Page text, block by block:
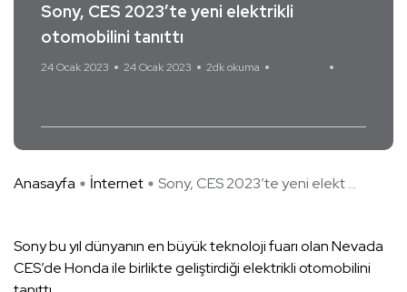
Sony, CES 2023’te yeni elektrikli
otomobilini tanıttı
24 Ocak 2023 24 Ocak 2023 2dk okuma
Anasayfa İnternet Sony, CES 2023’te yeni elekt ...
Sony bu yıl dünyanın en büyük teknoloji fuarı olan Nevada
CES’de Honda ile birlikte geliştirdiği elektrikli otomobilini